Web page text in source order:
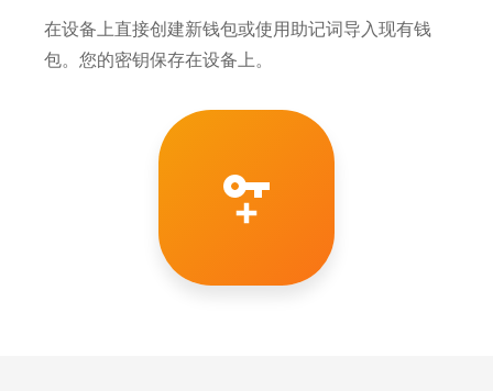
在设备上直接创建新钱包或使用助记词导入现有钱
包。您的密钥保存在设备上。